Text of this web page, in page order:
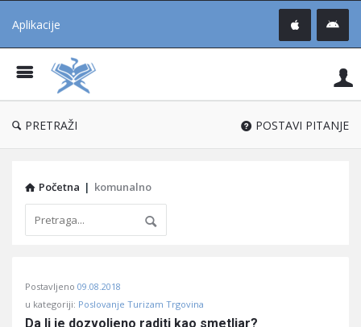
Aplikacije
®
PRETRAŽI POSTAVI PITANJE
Početna | komunalno
Učene
Postavljeno 09.08.2018
u kategoriji: Poslovanje Turizam Trgovina
Da li je dozvoljeno raditi kao smetljar?